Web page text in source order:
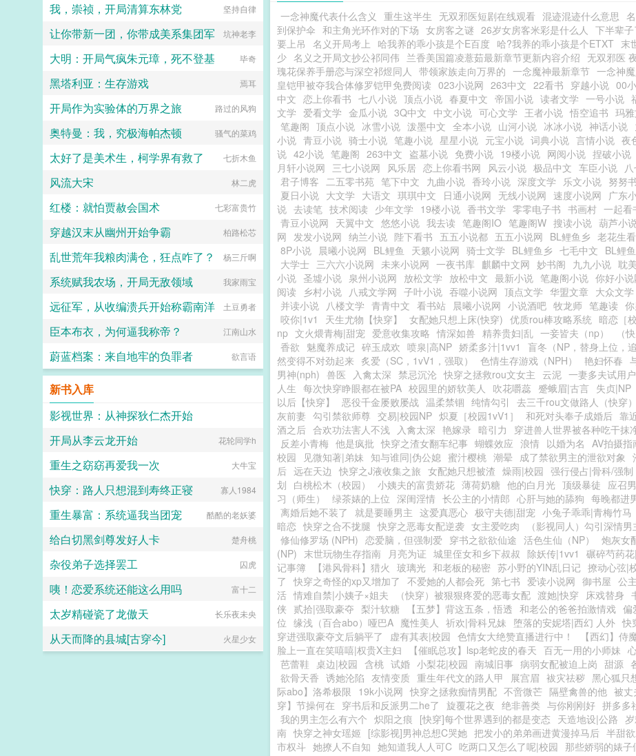
一念神魔代表什么含义 重生这半生 无双邪医短剧在线观看 混迹混迹什么意思
到保护伞 和主角光环作对的下场 女房客之谜 26岁女房客米彩是什么人 下半辈子
要上吊 名义开局考上 哈我养的乖小孩是个E百度 哈?我养的乖小孩是个ETXT 末
少 名义之开局文抄公祁同伟 兰香美国篇凌薏茹最新章节更新内容介绍 无双邪医
瑰花保养手册恋与深空祁煜同人 带领家族走向万界的 一念魔神最新章节 一念神
皇铠甲被夺我合体修罗铠甲免费阅读 023小说网 263中文 22看书 穿越小说 00
中文 恋上你看书 七八小说 顶点小说 春夏中文 帝国小说 读者文学 一号小说
文学 爱看文学 金瓜小说 3Q中文 中文小说 可心文学 王者小说 悟空追书 玛
笔趣阁 顶点小说 冰雪小说 泼墨中文 全本小说 山河小说 冰冰小说 神话小说
小说 青豆小说 骑士小说 笔趣小说 星星小说 元宝小说 词典小说 言情小说 夜
说 42小说 笔趣阁 263中文 盗墓小说 免费小说 19楼小说 网阅小说 捏破小说
月轩小说网 三七小说网 风乐居 恋上你看书网 风云小说 极品中文 车臣小说
君子博客 二五零书苑 笔下中文 九曲小说 香玲小说 深度文学 乐文小说 努努
夏日小说 大文学 大语文 琪琪中文 日通小说网 无线小说网 速度小说网 广东
说 去读笔 技术阅读 少年文学 19楼小说 香书文学 零零电子书 书画村 一起看
青豆小说网 天翼中文 悠悠小说 我去读 笔趣阁IO 笔趣阁W 搜读小说 葫芦小
网 发发小说网 纳兰小说 陛下看书 五五小说都 五五小说网 BL鲤鱼乡 老花生
8P小说 晨曦小说网 BL鲤鱼 天籁小说网 骑士文学 BL鲤鱼乡 七毛中文 BL鲤
大学士 三六六小说网 未来小说网 一夜书库 麒麟中文网 妙书阁 九九小说 耽
小说 圣墟小说 泉州小说网 放松文学 放松中文 最新小说 笔趣阁小说 你好小说
阅读
乡村小说 八戒文学网 子叶小说 吞噬小说网 顶点文学 华盟文章 大众文学
并读小说 八楼文学 青青中文 看书站 晨曦小说网 小说酒吧 牧龙师 笔趣读
咬你|1v1
天生尤物【快穿】 女配她只想上床(快穿) 优质rou棒攻略系统 暗恋［
np 文火煨青梅|甜宠 爱意收集攻略 情深如兽 精养贵妇|乱 一妾皆夫（np） （
香欲 魅魔养成记 碎玉成欢 喷泉|高NP 娇柔多汁|1vv1 盲冬（NP，替身上位，
然变得不对劲起来 炙爱（SC，1vV1，强取） 色情生存游戏（NPH） 艳妇怀春
男神(nph) 兽医 入禽太深 禁忌沉沦 快穿之拯救rou文女主 云泥 一妻多夫试用户
人生 每次快穿睁眼都在被PA 校园里的娇软美人 吹花嚼蕊 蹙蛾眉|古言 失贞|NP
以后【快穿】
恶役千金屡败屡战 温柔禁锢 纯情勾引 去三千rou文做路人（快穿）
灰前妻 勾引禁欲师尊 交易|校园NP 炽夏［校园1vV1］ 和死对头奉子成婚后 靠
酒之后 合欢功法害人不浅 入禽太深 艳嫁录 暗引力 穿进兽人世界被各种吃干抹
反差小青梅 他是疯批 快穿之渣女翻车纪事 蝴蝶效应 浪情 以婚为名 AV拍摄指
校园
见微知著|弟妹 知与谁同|伪公媳 蜜汁樱桃 潮晕 成了禁欲男主的泄欲对象
后 远在天边 快穿之J液收集之旅 女配她只想被渣 燥雨|校园 强行侵占|骨科/强制
划 白桃松木（校园） 小姨夫的富贵娇花 薄荷奶糖 他的白月光 顶级暴徒 应召
习（师生）
绿茶婊的上位 深闺淫情 长公主的小情郎 心肝与她的舔狗 每晚都进
离婚后她不装了 就是要睡男主 这爱真恶心 极守夫德|甜宠 小兔子乖乖|青梅竹马
暗恋 快穿之合不拢腿 快穿之恶毒女配逆袭 女主爱吃肉 （影视同人）勾引深情男
修仙修罗场 (NPH) 恋爱脑，但强制爱 穿书之欲欲仙途 活色生仙（NP） 炮灰女
(NP) 末世玩物生存指南 月亮为证 城里侄女和乡下叔叔 除妖传|1vv1 碾碎芍药
记事簿
【港风骨科】猎火 玻璃光 和老板的秘密 苏小野的YIN乱日记 撩动心弦|
了 快穿之奇怪的xp又增加了 不爱她的人都会死 第七书 爱读小说网 御书屋 公
活 情难自禁|小姨子×姐夫 （快穿）被狠狠疼爱的恶毒女配 渡她|快穿 床戏替身
侠 贰拾|强取豪夺 梨汁软糖 【五梦】背这五条，悟透 和老公的爸爸拍激情戏 偏
位 缘浅（百合abo）哑巴A 魔性美人 祈欢|骨科兄妹 堕落的安妮塔|西幻 人外 快
穿进强取豪夺文后躺平了
虚有其表|校园 色情女大绝赞直播进行中！ 【西幻】侍
脸上一直在笑嘻嘻|权贵X主妇
【催眠总攻】lsp老蛇皮的春天 百无一用的小师妹
芭蕾鞋 桌边|校园 含桃 试婚 小梨花|校园 南城旧事 病弱女配被迫上岗 甜源
欲骨天香 诱她沦陷 友情变质 重生年代文的路人甲 展宫眉 袚灾祛秽 黑心狐只
际abo】洛希极限
19k小说网 快穿之拯救痴情男配 不啻微芒 隔壁禽兽的他 被丈
穿】节操何在 穿书后和反派男二he了 旋覆花之夜 绝非善类 与你刚刚好 拼多多
我的男主怎么有六个 炽阳之痕 [快穿]每个世界遇到的都是变态 天造地设|公路
南 快穿之神女瑶姬 [综影视]男神总想C哭她 把发小的弟弟画进黄漫掉马后 半甜
市权斗 她撩人不自知 她知道我人人可C 吃两口又怎么了呢|校园 那些娇弱的婊子
我，崇祯，开局清算东林党
坚持自律
让你带新一团，你带成美系集团军 坑神老李
大明：开局气疯朱元璋，死不登基 毕奇
黑塔利亚：生存游戏 焉耳
开局作为实验体的万界之旅 路过的风狗
奥特曼：我，究极海帕杰顿 骚气的菜鸡
太好了是美术生，柯学界有救了 七折木鱼
风流大宋 林二虎
红楼：就怕贾赦会国术 七彩富贵竹
穿越汉末从幽州开始争霸 柏路松芯
乱世荒年我粮肉满仓，狂点咋了？ 杨三斤啊
系统赋我农场，开局无敌领域 我家雨宝
远征军，从收编溃兵开始称霸南洋 土豆勇者
臣本布衣，为何逼我称帝？ 江南山水
蔚蓝档案：来自地牢的负罪者 欲言语
新书入库
影视世界：从神探狄仁杰开始
爱吃香菜的丑丑鱼
开局从李云龙开始 花轮同学h
重生之窈窈再爱我一次 大牛宝
快穿：路人只想混到寿终正寝 寡人1984
重生暴富：系统逼我当团宠 酷酷的老妖婆
给白切黑剑尊发好人卡 楚舟桃
杂役弟子选择罢工 囚虎
咦！恋爱系统还能这么用吗 富十二
太岁精碰瓷了龙傲天 长乐夜未央
从天而降的县城[古穿今] 火星少女